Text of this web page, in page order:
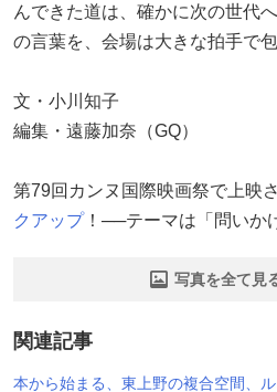
んできた道は、確かに次の世代
の言葉を、会場は大きな拍手で包
文・小川知子
編集・遠藤加奈（GQ）
第79回カンヌ国際映画祭で上映
クアップ！──テーマは「問いか
写真を全て見
関連記事
本から始まる、東上野の複合空間、